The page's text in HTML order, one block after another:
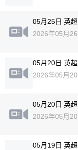
05月25日 英
2026年05月26
05月20日 英
2026年05月20
05月20日 英
2026年05月20
05月19日 英